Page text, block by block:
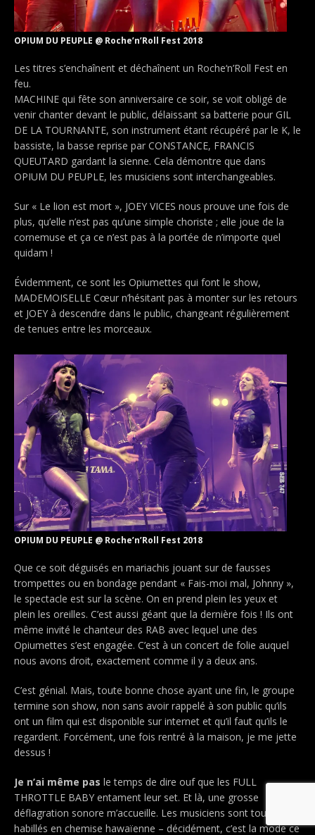
OPIUM DU PEUPLE @ Roche’n’Roll Fest 2018
Les titres s’enchaînent et déchaînent un Roche‘n’Roll Fest en
feu.
MACHINE qui fête son anniversaire ce soir, se voit obligé de
venir chanter devant le public, délaissant sa batterie pour GIL
DE LA TOURNANTE, son instrument étant récupéré par le K, le
bassiste, la basse reprise par CONSTANCE, FRANCIS
QUEUTARD gardant la sienne. Cela démontre que dans
OPIUM DU PEUPLE, les musiciens sont interchangeables.
Sur « Le lion est mort », JOEY VICES nous prouve une fois de
plus, qu’elle n’est pas qu’une simple choriste ; elle joue de la
cornemuse et ça ce n’est pas à la portée de n’importe quel
quidam !
Évidemment, ce sont les Opiumettes qui font le show,
MADEMOISELLE Cœur n’hésitant pas à monter sur les retours
et JOEY à descendre dans le public, changeant régulièrement
de tenues entre les morceaux.
OPIUM DU PEUPLE @ Roche’n’Roll Fest 2018
Que ce soit déguisés en mariachis jouant sur de fausses
trompettes ou en bondage pendant « Fais-moi mal, Johnny »,
le spectacle est sur la scène. On en prend plein les yeux et
plein les oreilles. C’est aussi géant que la dernière fois ! Ils ont
même invité le chanteur des RAB avec lequel une des
Opiumettes s’est engagée. C’est à un concert de folie auquel
nous avons droit, exactement comme il y a deux ans.
C’est génial. Mais, toute bonne chose ayant une fin, le groupe
termine son show, non sans avoir rappelé à son public qu’ils
ont un film qui est disponible sur internet et qu’il faut qu’ils le
regardent. Forcément, une fois rentré à la maison, je me jette
dessus !
Je n’ai même pas le temps de dire ouf que les FULL
THROTTLE BABY entament leur set. Et là, une grosse
déflagration sonore m’accueille. Les musiciens sont tous
habillés en chemise hawaïenne – décidément, c’est la mode ce